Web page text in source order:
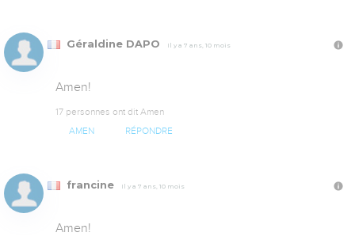
Géraldine DAPO Il y a 7 ans, 10 mois
Amen!
17 personnes ont dit Amen
AMEN RÉPONDRE
francine Il y a 7 ans, 10 mois
Amen!